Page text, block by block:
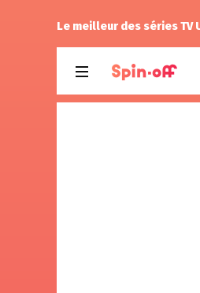
Le meilleur des séries
rinkera